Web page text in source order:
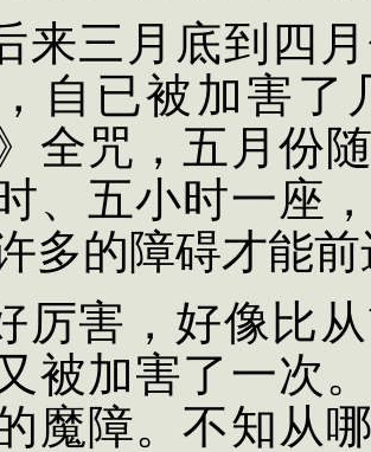
来三月底到四
自已被加害了
全咒，五月份
、五小时一座
多的障碍才能
厉害，好像比
被加害了一次
魔障。不知从